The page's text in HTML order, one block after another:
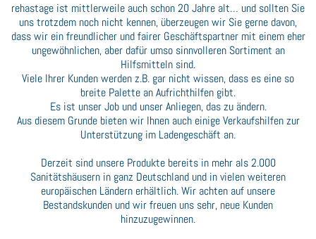
rehastage ist mittlerweile auch schon 20 Jahre alt… und sollten Sie
uns trotzdem noch nicht kennen, überzeugen wir Sie gerne davon,
dass wir ein freundlicher und fairer Geschäftspartner mit einem eher
ungewöhnlichen, aber dafür umso sinnvolleren Sortiment an
Hilfsmitteln sind.
Viele Ihrer Kunden werden z.B. gar nicht wissen, dass es eine so
breite Palette an Aufrichthilfen gibt.
Es ist unser Job und unser Anliegen, das zu ändern.
Aus diesem Grunde bieten wir Ihnen auch einige Verkaufshilfen zur
Unterstützung im Ladengeschäft an.
Derzeit sind unsere Produkte bereits in mehr als 2.000
Sanitätshäusern in ganz Deutschland und in vielen weiteren
europäischen Ländern erhältlich. Wir achten auf unsere
Bestandskunden und wir freuen uns sehr, neue Kunden
hinzuzugewinnen.